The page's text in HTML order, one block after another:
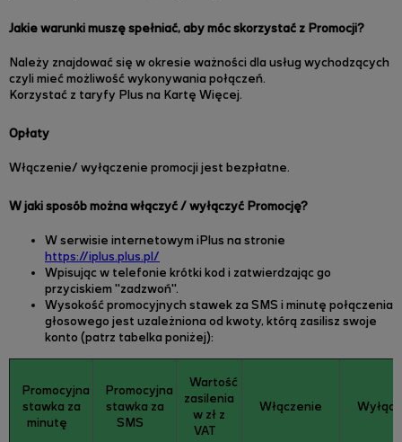
Jakie warunki muszę spełniać, aby móc skorzystać z Promocji?
Należy znajdować się w okresie ważności dla usług wychodzących
czyli mieć możliwość wykonywania połączeń.
Korzystać z taryfy Plus na Kartę Więcej.
Opłaty
Włączenie/ wyłączenie promocji jest bezpłatne.
W jaki sposób można włączyć / wyłączyć Promocję?
W serwisie internetowym iPlus na stronie
https://iplus.plus.pl/
Wpisując w telefonie krótki kod i zatwierdzając go
przyciskiem "zadzwoń".
Wysokość promocyjnych stawek za SMS i minutę połączenia
głosowego jest uzależniona od kwoty, którą zasilisz swoje
konto (patrz tabelka poniżej):
Promocyjna
stawka za
minutę
Promocyjna
stawka za
SMS
Wartość
zasilenia
w zł z
VAT
Włączenie